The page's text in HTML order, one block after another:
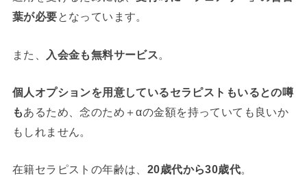
葉が必要となっています。
また、 入会金も無料サービス。
個人オプションを用意しているセラピストもいるとの噂
もあるため、念のため＋αの金額を持っていても良いか
もしれません。
在籍セラピストの年齢は、 20歳代から30歳代。